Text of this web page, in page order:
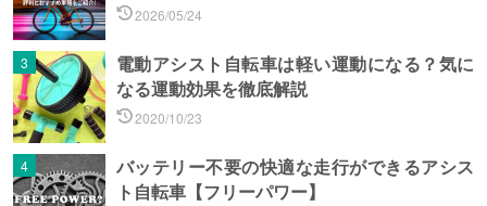
2026/05/24
電動アシスト自転車は軽い運動になる？気に
なる運動効果を徹底解説
2020/10/23
バッテリー不要の快適な走行ができるアシス
ト自転車【フリーパワー】